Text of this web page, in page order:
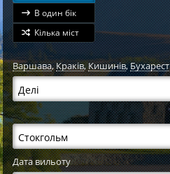
В один бік
Кілька міст
Варшава,Краків,Кишинів,Бухарест
Дата вильоту